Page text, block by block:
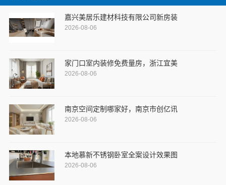
嘉兴美居乐建材科技有限公司新房装
2026-08-06
家门口室内装修免费量房，浙江宜美
2026-08-06
南京空间定制哪家好，南京市创亿讯
2026-08-06
本地慕新不锈钢卧室全案设计效果图
2026-08-06